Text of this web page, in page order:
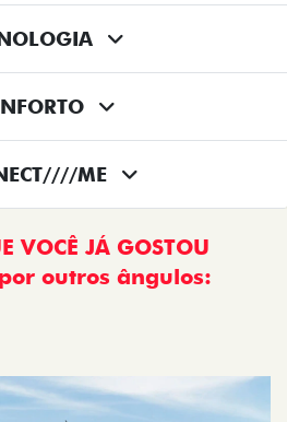
ME
VOCÊ JÁ GOSTOU
outros ângulos: